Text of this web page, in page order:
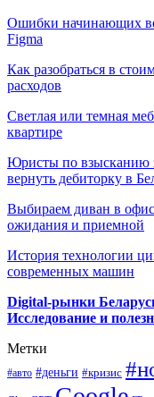
Ошибки начинающих
Figma
Как разобраться в
расходов
Светлая или темная
квартире
Юристы по взысканию
вернуть дебиторку в
Выбираем диван в
ожидания и приемной
История технологии
современных машин
Digital-рынки
Исследование и
Метки
#авто #деньги #кризис